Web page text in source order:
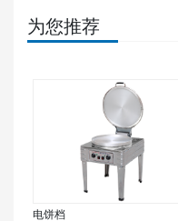
为您推荐
电饼档